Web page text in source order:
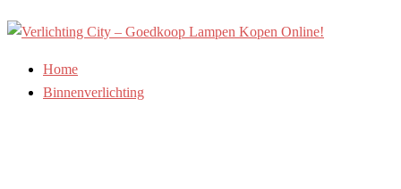
Ga
naar
inhoud
Home
Binnenverlichting